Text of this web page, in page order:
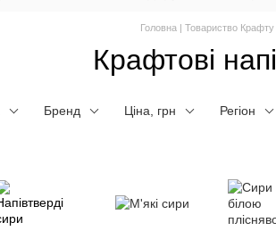
Головна | Товариство Крафту
Крафтові
Бренд Ціна, грн Регіон